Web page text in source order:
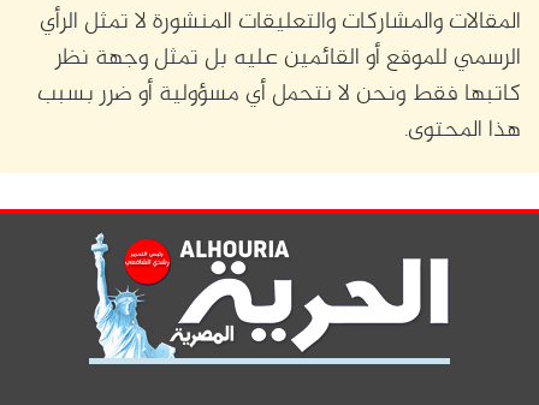
المقالات والمشاركات والتعليقات المنشورة لا تمثل الرأي
الرسمي للموقع أو القائمين عليه بل تمثل وجهة نظر
كاتبها فقط ونحن لا نتحمل أي مسؤولية أو ضرر بسبب
هذا المحتوى.